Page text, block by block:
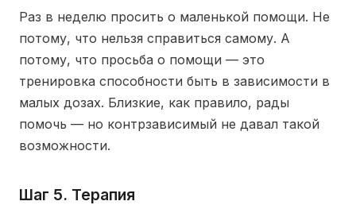
Раз в неделю просить о маленькой помощи. Не
потому, что нельзя справиться самому. А
потому, что просьба о помощи — это
тренировка способности быть в зависимости в
малых дозах. Близкие, как правило, рады
помочь — но контрзависимый не давал такой
возможности.
Шаг 5. Терапия